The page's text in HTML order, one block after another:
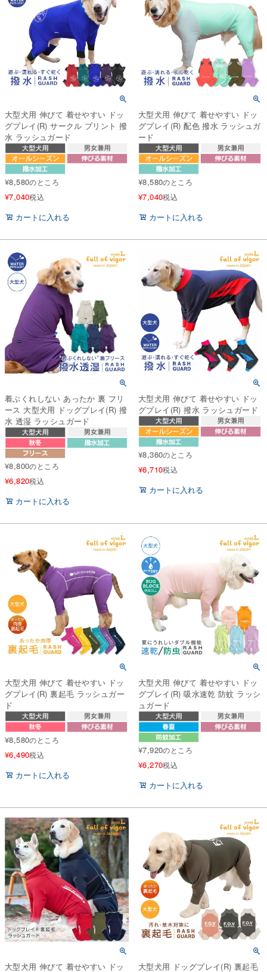
大型犬用 伸びて 着せやすい ドッ
グプレイ(R) サークル プリント 撥
水 ラッシュガード
¥8,580のところ
¥7,040税込
カートに入れる
大型犬用 伸びて 着せやすい ドッ
グプレイ(R) 配色 撥水 ラッシュガ
ード
¥8,580のところ
¥7,040税込
カートに入れる
着ぶくれしない あったか 裏 フリ
ース 大型犬用 ドッグプレイ(R) 撥
水 透湿 ラッシュガード
¥8,800のところ
¥6,820税込
カートに入れる
大型犬用 伸びて 着せやすい ドッ
グプレイ(R) 撥水 ラッシュガード
¥8,360のところ
¥6,710税込
カートに入れる
大型犬用 伸びて 着せやすい ドッ
グプレイ(R) 裏起毛 ラッシュガー
ド
¥8,580のところ
¥6,490税込
カートに入れる
大型犬用 伸びて 着せやすい ドッ
グプレイ(R) 吸水速乾 防蚊 ラッシ
ュガード
¥7,920のところ
¥6,270税込
カートに入れる
大型犬用 伸びて 着せやすい ドッ 大型犬用 ドッグプレイ(R) 裏起毛